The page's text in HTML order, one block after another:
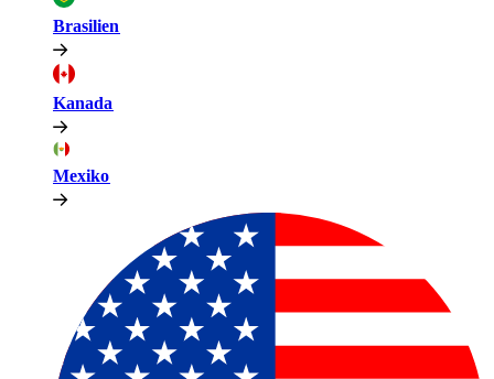
Brasilien​​
Kanada​​
Mexiko​​